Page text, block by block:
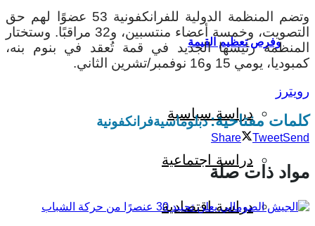
وفرص تعظيم القيمة
دراسة سياسية
دراسة اجتماعية
دراسة اقتصادية
وتضم المنظمة الدولية للفرانكفونية 53 عضوًا لهم حق
التصويت، وخمسة أعضاء منتسبين، و32 مراقبًا. وستختار
المنظمة رئيسها الجديد في قمة تُعقد في بنوم بنه،
كمبوديا، يومي 15 و16 نوفمبر/تشرين الثاني.
رويترز
كلمات مفتاحية:دبلوماسيةفرانكفونية
Share TweetSend
مواد ذات صلة